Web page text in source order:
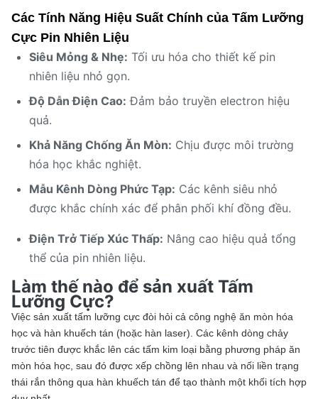
Các Tính Năng Hiệu Suất Chính của Tấm Lưỡng
Cực Pin Nhiên Liệu
Siêu Mỏng & Nhẹ: Tối ưu hóa cho thiết kế pin
nhiên liệu nhỏ gọn.
Độ Dẫn Điện Cao: Đảm bảo truyền electron hiệu
quả.
Khả Năng Chống Ăn Mòn: Chịu được môi trường
hóa học khắc nghiệt.
Mẫu Kênh Dòng Phức Tạp: Các kênh siêu nhỏ
được khắc chính xác để phân phối khí đồng đều.
Điện Trở Tiếp Xúc Thấp: Nâng cao hiệu quả tổng
thể của pin nhiên liệu.
Làm thế nào để sản xuất Tấm
Lưỡng Cực?
Việc sản xuất tấm lưỡng cực đòi hỏi cả công nghệ ăn mòn hóa
học và hàn khuếch tán (hoặc hàn laser). Các kênh dòng chảy
trước tiên được khắc lên các tấm kim loại bằng phương pháp ăn
mòn hóa học, sau đó được xếp chồng lên nhau và nối liền trạng
thái rắn thông qua hàn khuếch tán để tạo thành một khối tích hợp